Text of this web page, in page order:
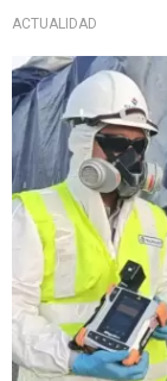
ACTUALIDAD
Trabajo en conjunto